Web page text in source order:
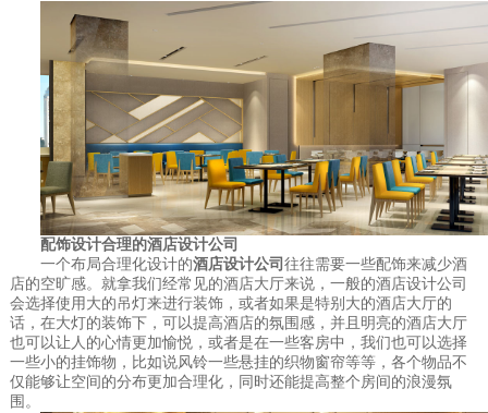
配饰设计合理的酒店设计公司
一个布局合理化设计的酒店设计公司往往需要一些配饰来减少酒
店的空旷感。就拿我们经常见的酒店大厅来说，一般的酒店设计公司
会选择使用大的吊灯来进行装饰，或者如果是特别大的酒店大厅的
话，在大灯的装饰下，可以提高酒店的氛围感，并且明亮的酒店大厅
也可以让人的心情更加愉悦，或者是在一些客房中，我们也可以选择
一些小的挂饰物，比如说风铃一些悬挂的织物窗帘等等，各个物品不
仅能够让空间的分布更加合理化，同时还能提高整个房间的浪漫氛
围。